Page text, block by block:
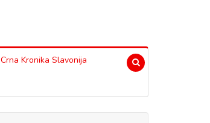
Crna Kronika Slavonija